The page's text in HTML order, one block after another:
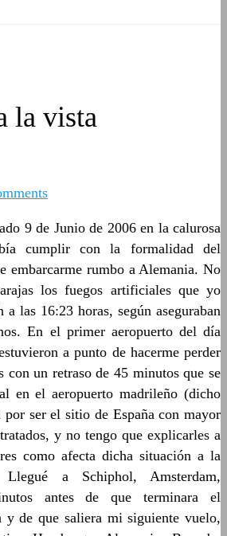
la vista
9 de Junio de 2006 en la calurosa
cumplir con la formalidad del
embarcarme rumbo a Alemania. No
los fuegos artificiales que yo
las 16:23 horas, según aseguraban
En el primer aeropuerto del día
a punto de hacerme perder
con un retraso de 45 minutos que se
en el aeropuerto madrileño (dicho
por ser el sitio de España con mayor
y no tengo que explicarles a
como afecta dicha situación a la
a Schiphol, Amsterdam,
antes de que terminara el
y de que saliera mi siguiente vuelo,